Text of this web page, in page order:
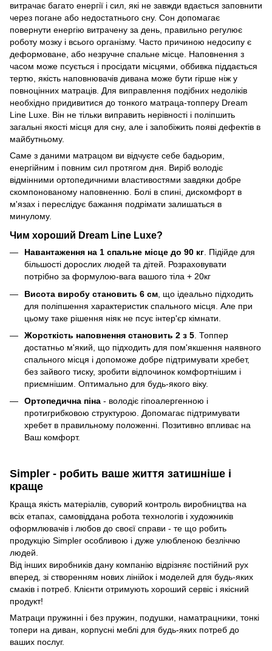
витрачає багато енергії і сил, які не завжди вдається заповнити
через погане або недостатнього сну. Сон допомагає
повернути енергію витрачену за день, правильно регулює
роботу мозку і всього організму. Часто причиною недосипу є
деформоване, або незручне спальне місце. Наповнення з
часом може псується і просідати місцями, оббивка піддається
тертю, якість наповнювачів дивана може бути гірше ніж у
повноцінних матраців. Для виправлення подібних недоліків
необхідно придивитися до тонкого матраца-топперу Dream
Line Luxe. Він не тільки виправить нерівності і поліпшить
загальні якості місця для сну, але і запобіжить появі дефектів в
майбутньому.
Саме з даними матрацом ви відчуєте себе бадьорим,
енергійним і повним сил протягом дня. Виріб володіє
відмінними ортопедичними властивостями завдяки добре
скомпонованому наповненню. Болі в спині, дискомфорт в
м'язах і переслідує бажання подрімати залишаться в
минулому.
Чим хороший Dream Line Luxe?
Навантаження на 1 спальне місце до 90 кг . Підійде для
більшості дорослих людей та дітей. Розраховувати
потрібно за формулою-вага вашого тіла + 20кг
Висота виробу становить 6 см , що ідеально підходить
для поліпшення характеристик спального місця. Але при
цьому таке рішення ніяк не псує інтер'єр кімнати.
Жорсткість наповнення становить 2 з 5 . Топпер
достатньо м'який, що підходить для пом'якшення наявного
спального місця і допоможе добре підтримувати хребет,
без зайвого тиску, зробити відпочинок комфортнішим і
приємнішим. Оптимально для будь-якого віку.
Ортопедична піна - володіє гіпоалергенною і
протигрибковою структурою. Допомагає підтримувати
хребет в правильному положенні. Позитивно впливає на
Ваш комфорт.
Simpler - робить ваше життя затишніше і
краще
Краща якість матеріалів, суворий контроль виробництва на
всіх етапах, самовіддана робота технологів і художників
оформлювачів і любов до своєї справи - те що робить
продукцію Simpler особливою і дуже улюбленою безліччю
людей.
Від інших виробників дану компанію відрізняє постійний рух
вперед, зі створенням нових лінійок і моделей для будь-яких
смаків і потреб. Клієнти отримують хороший сервіс і якісний
продукт!
Матраци пружинні і без пружин, подушки, наматрацники, тонкі
топери на диван, корпусні меблі для будь-яких потреб до
ваших послуг.